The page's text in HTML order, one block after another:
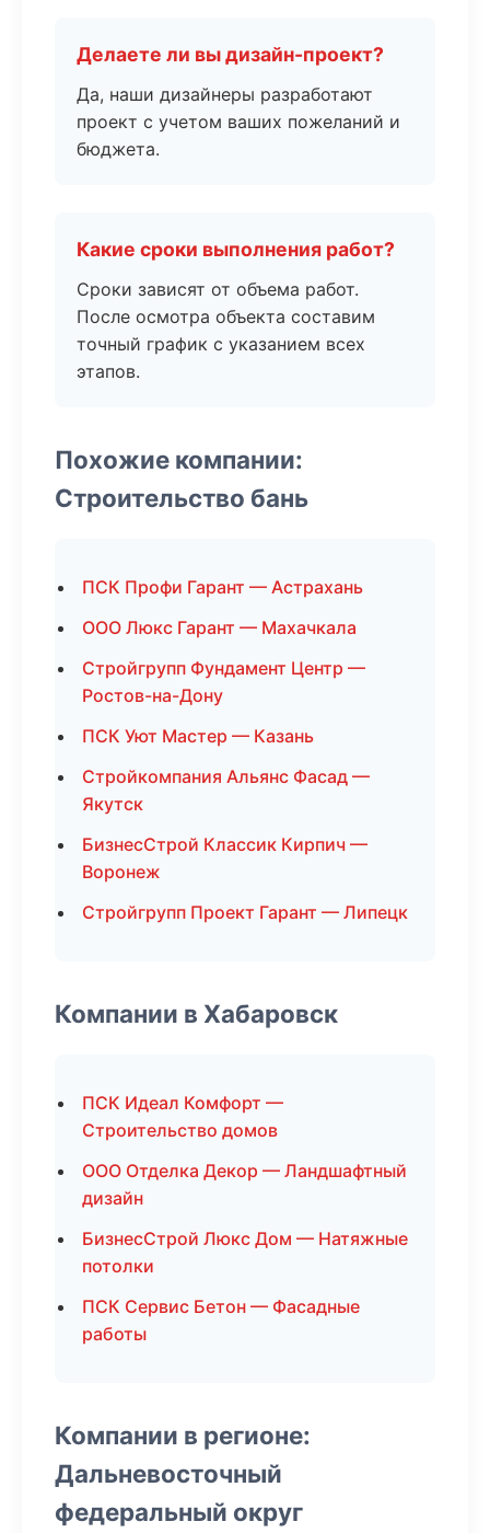
Делаете ли вы дизайн-проект?
Да, наши дизайнеры разработают
проект с учетом ваших пожеланий и
бюджета.
Какие сроки выполнения работ?
Сроки зависят от объема работ.
После осмотра объекта составим
точный график с указанием всех
этапов.
Похожие компании:
Строительство бань
ПСК Профи Гарант — Астрахань
ООО Люкс Гарант — Махачкала
Стройгрупп Фундамент Центр —
Ростов-на-Дону
ПСК Уют Мастер — Казань
Стройкомпания Альянс Фасад —
Якутск
БизнесСтрой Классик Кирпич —
Воронеж
Стройгрупп Проект Гарант — Липецк
Компании в Хабаровск
ПСК Идеал Комфорт —
Строительство домов
ООО Отделка Декор — Ландшафтный
дизайн
БизнесСтрой Люкс Дом — Натяжные
потолки
ПСК Сервис Бетон — Фасадные
работы
Компании в регионе:
Дальневосточный
федеральный округ